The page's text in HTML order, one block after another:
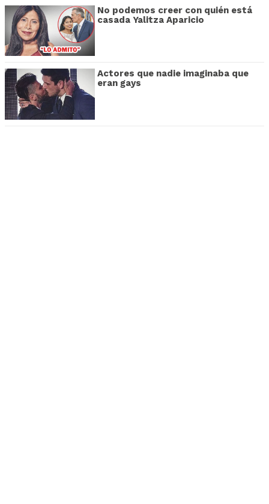
No podemos creer con quién está
casada Yalitza Aparicio
Actores que nadie imaginaba que
eran gays